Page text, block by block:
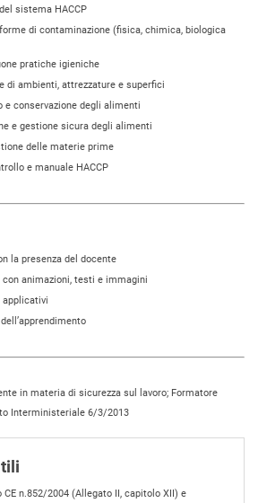
sistema HACCP
di contaminazione (fisica, chimica, biologica
pratiche igieniche
di ambienti, attrezzature e superfici
e conservazione degli alimenti
e gestione sicura degli alimenti
delle materie prime
e manuale HACCP
la presenza del docente
animazioni, testi e immagini
applicativi
in materia di sicurezza sul lavoro; Formatore
Interministeriale 6/3/2013
n.852/2004 (Allegato II, capitolo XII) e